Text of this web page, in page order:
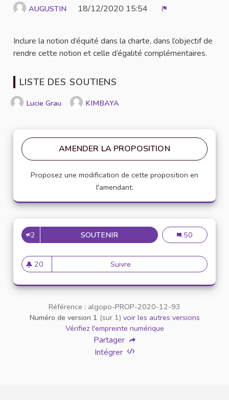
AUGUSTIN 18/12/2020 15:54
Inclure la notion d’équité dans la charte, dans l’objectif de
rendre cette notion et celle d’égalité complémentaires.
LISTE DES SOUTIENS
Lucie Grau KIMBAYA
AMENDER LA PROPOSITION
Proposez une modification de cette proposition en
l'amendant.
2 SOUTENIRAJOUTER LA NOTION
Ajouter la
50
20
20 abonnés
Suivre Ajouter la notion d'équité
Référence : algopo-PROP-2020-12-93
Numéro de version 1 (sur 1) voir les autres versions
Vérifiez l'empreinte numérique
Partager
Intégrer